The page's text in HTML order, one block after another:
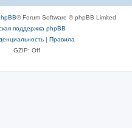
® Forum Software © phpBB Limited
поддержка phpBB
| Правила
GZIP: Off